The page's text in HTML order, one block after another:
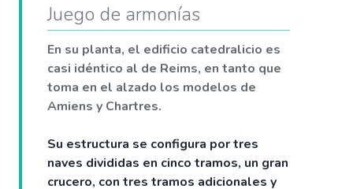
Juego de armonías
En su planta, el edificio catedralicio es
casi idéntico al de Reims, en tanto que
toma en el alzado los modelos de
Amiens y Chartres.
Su estructura se configura por tres
naves divididas en cinco tramos, un gran
crucero, con tres tramos adicionales y